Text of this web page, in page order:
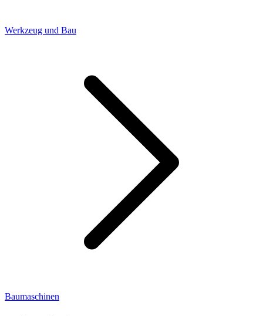
Werkzeug und Bau
Baumaschinen